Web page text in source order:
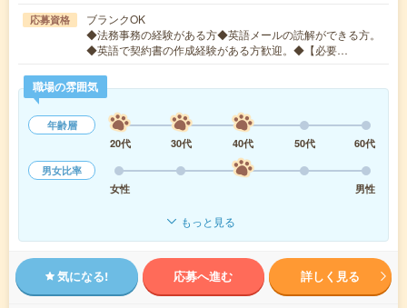
応募資格
ブランクOK
◆法務事務の経験がある方◆英語メールの読解ができる方。
◆英語で契約書の作成経験がある方歓迎。◆【必要…
職場の雰囲気
年齢層
20代
30代 40代 50代
60代
男女比率
女性
男性
もっと見る
気になる! 応募へ進む 詳しく見る